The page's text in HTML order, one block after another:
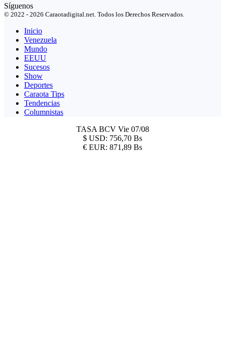
Síguenos
© 2022 - 2026 Caraotadigital.net. Todos los Derechos Reservados.
Inicio
Venezuela
Mundo
EEUU
Sucesos
Show
Deportes
Caraota Tips
Tendencias
Columnistas
TASA BCV Vie 07/08
$ USD: 756,70 Bs
€ EUR: 871,89 Bs